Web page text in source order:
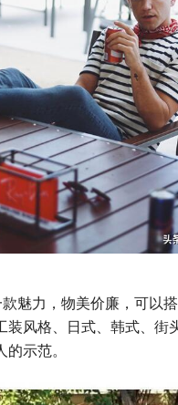
魅力，物美价廉，可以
装风格、日式、韩式、街
示范。